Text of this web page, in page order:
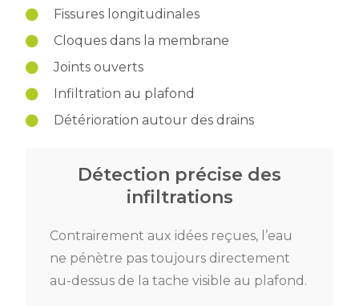
Fissures longitudinales
Cloques dans la membrane
Joints ouverts
Infiltration au plafond
Détérioration autour des drains
Détection précise des
infiltrations
Contrairement aux idées reçues, l’eau
ne pénètre pas toujours directement
au-dessus de la tache visible au plafond.